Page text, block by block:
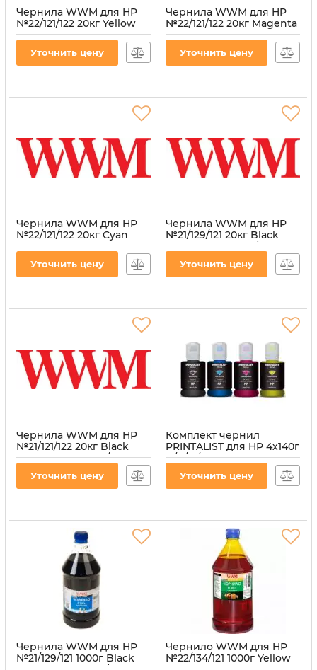
Чернила WWM для HP
№22/121/122 20кг Yellow
водорастворимые
H34/Y-8
Уточнить цену
Чернила WWM для HP
№22/121/122 20кг Magenta
водорастворимые
H34/M-8
Уточнить цену
Чернила WWM для HP
№22/121/122 20кг Cyan
водорастворимые
H34/C-8
Уточнить цену
Чернила WWM для HP
№21/129/121 20кг Black
пигментная (H35/BP-8)
H35/BP-8
Уточнить цену
Чернила WWM для HP
№21/121/122 20кг Black
пигментная (H30/BP-8)
Артикул:
Уточнить цену
Комплект чернил
PRINTALIST для HP 4х140г
B/C/M/Y
водорастворимые (PL-
INK-HP-SET4)
Уточнить цену
Чернила WWM для HP
№21/129/121 1000г Black
Чернило WWM для HP
№22/134/121 1000г Yellow